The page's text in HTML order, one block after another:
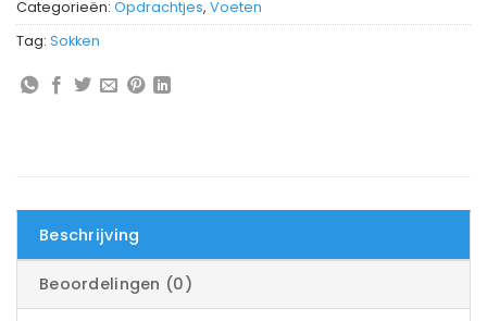
Categorieën: Opdrachtjes, Voeten
Tag: Sokken
Beschrijving
Beoordelingen (0)